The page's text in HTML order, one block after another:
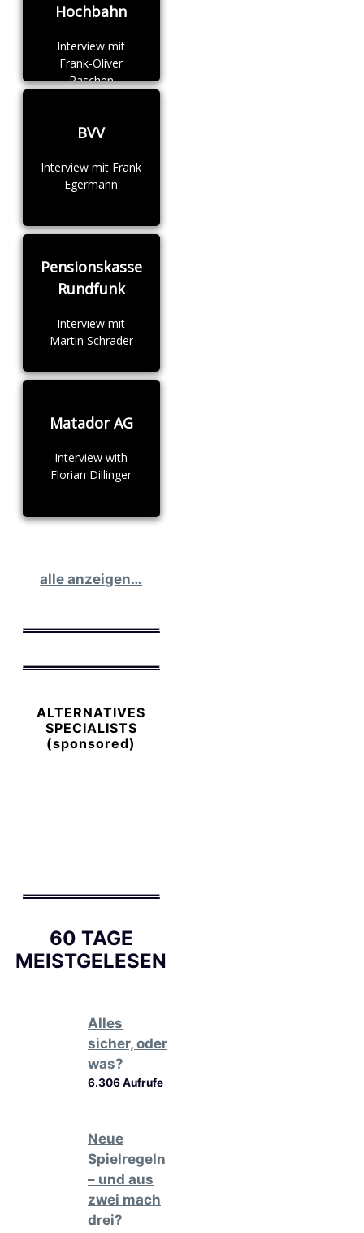
Hochbahn
Interview mit
Frank-Oliver
Paschen
BVV
Interview mit Frank
Egermann
Pensionskasse
Rundfunk
Interview mit
Martin Schrader
Matador AG
Interview with
Florian Dillinger
alle anzeigen…
ALTERNATIVES
SPECIALISTS
(sponsored)
60 TAGE
MEISTGELESEN
Alles
sicher, oder
was?
6.306 Aufrufe
Neue
Spielregeln
– und aus
zwei mach
drei?